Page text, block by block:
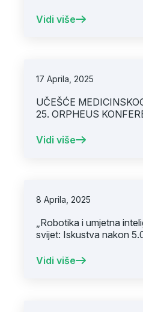
Vidi više
17 Aprila, 2025
UČEŠĆE
25. ORPHEUS
Vidi više
8 Aprila, 2025
„Robotika i umjetna
svijet: Iskustva nakon
Vidi više